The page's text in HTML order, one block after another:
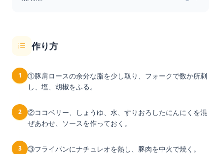
作り方
1
①豚肩ロースの余分な脂を少し取り、フォークで数か所刺
し、塩、胡椒をふる。
2
②ココベリー、しょうゆ、水、すりおろしたにんにくを混
ぜあわせ、ソースを作っておく。
3 ③フライパンにナチュレオを熱し、豚肉を中火で焼く。